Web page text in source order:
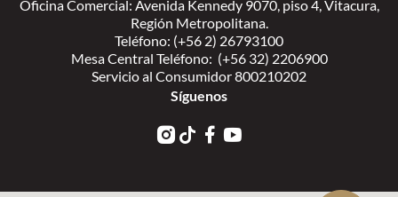
Oficina Comercial: Avenida Kennedy 9070, piso 4, Vitacura,
Región Metropolitana.
Teléfono: (+56 2) 26793100
Mesa Central Teléfono: (+56 32) 2206900
Servicio al Consumidor 800210202
Síguenos